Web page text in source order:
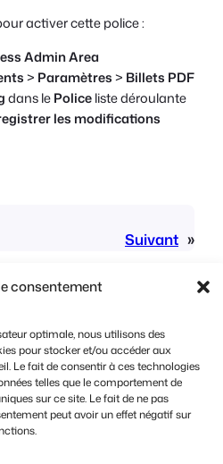
consentement
optimale, nous utilisons des
pour stocker et/ou accéder aux
Le fait de consentir à ces technologies
telles que le comportement de
sur ce site. Le fait de ne pas
peut avoir un effet négatif sur
activer cette police :
Admin Area
> Paramètres> Billets PDF
dans lePoliceliste déroulante
les modifications
Suivant »
FooEvents. Tous droits